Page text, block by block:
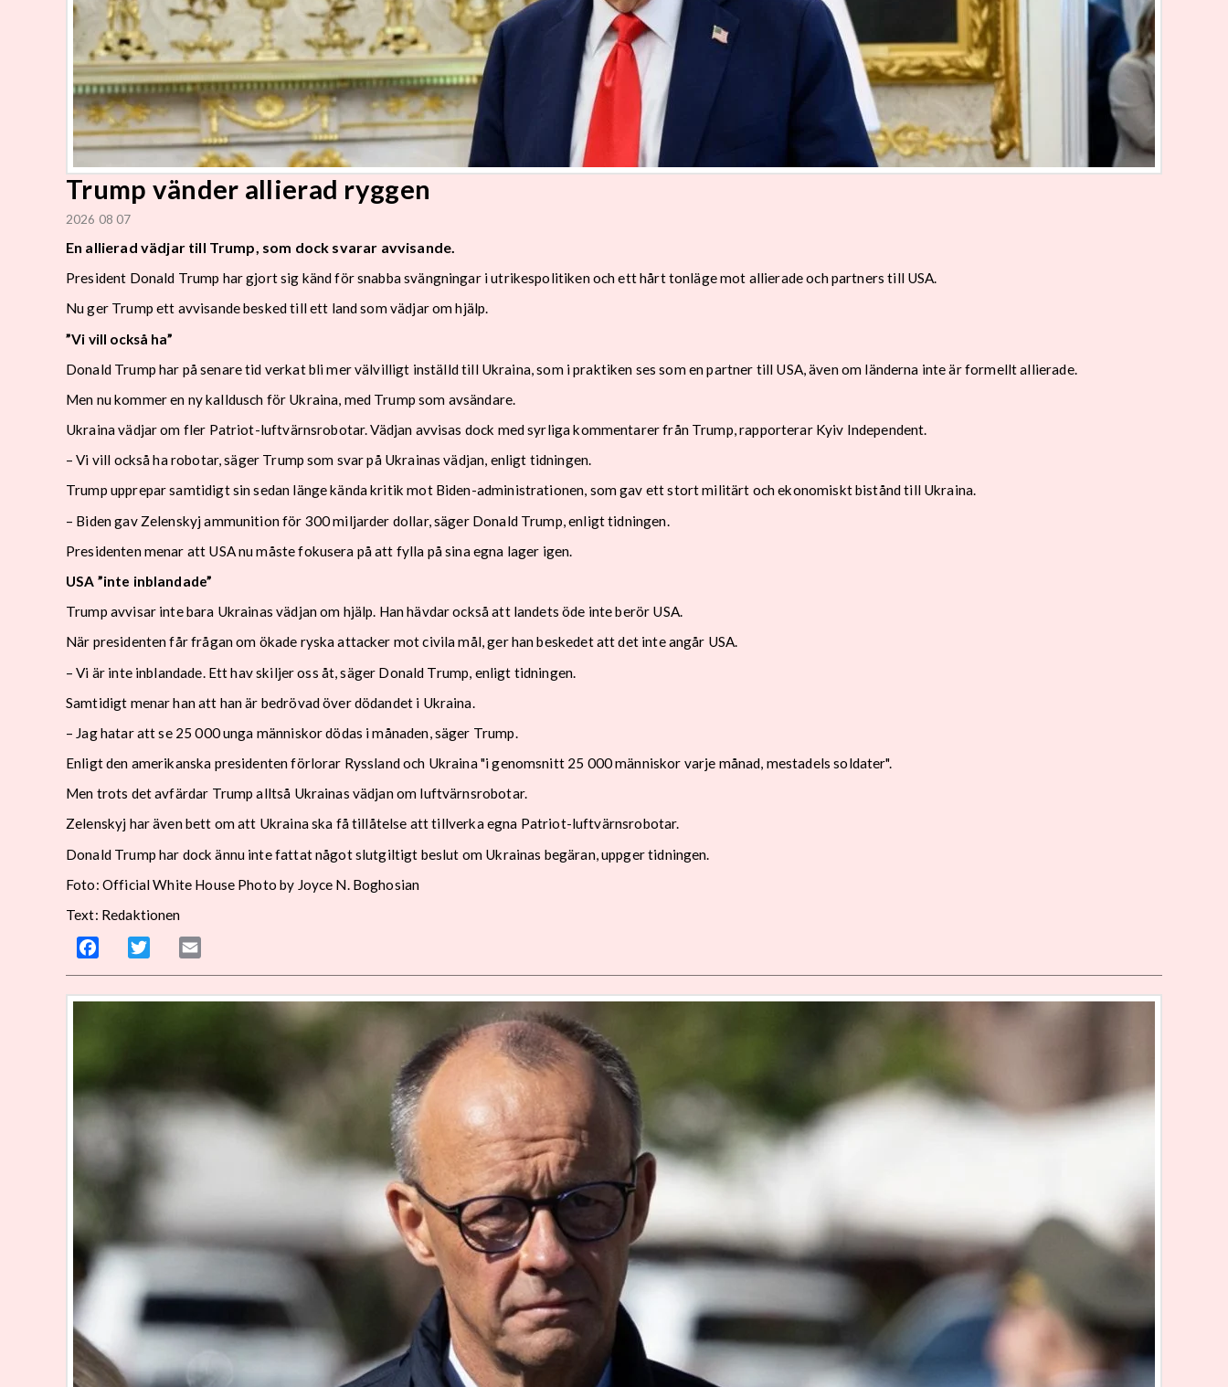
Trump vänder allierad ryggen
2026 08 07
En allierad vädjar till Trump, som dock svarar avvisande.
President Donald Trump har gjort sig känd för snabba svängningar i utrikespolitiken och ett hårt tonläge mot allierade och partners till USA.
Nu ger Trump ett avvisande besked till ett land som vädjar om hjälp.
”Vi vill också ha”
Donald Trump har på senare tid verkat bli mer välvilligt inställd till Ukraina, som i praktiken ses som en partner till USA, även om länderna inte är formellt allierade.
Men nu kommer en ny kalldusch för Ukraina, med Trump som avsändare.
Ukraina vädjar om fler Patriot-luftvärnsrobotar. Vädjan avvisas dock med syrliga kommentarer från Trump, rapporterar Kyiv Independent.
– Vi vill också ha robotar, säger Trump som svar på Ukrainas vädjan, enligt tidningen.
Trump upprepar samtidigt sin sedan länge kända kritik mot Biden-administrationen, som gav ett stort militärt och ekonomiskt bistånd till Ukraina.
– Biden gav Zelenskyj ammunition för 300 miljarder dollar, säger Donald Trump, enligt tidningen.
Presidenten menar att USA nu måste fokusera på att fylla på sina egna lager igen.
USA ”inte inblandade”
Trump avvisar inte bara Ukrainas vädjan om hjälp. Han hävdar också att landets öde inte berör USA.
När presidenten får frågan om ökade ryska attacker mot civila mål, ger han beskedet att det inte angår USA.
– Vi är inte inblandade. Ett hav skiljer oss åt, säger Donald Trump, enligt tidningen.
Samtidigt menar han att han är bedrövad över dödandet i Ukraina.
– Jag hatar att se 25 000 unga människor dödas i månaden, säger Trump.
Enligt den amerikanska presidenten förlorar Ryssland och Ukraina "i genomsnitt 25 000 människor varje månad, mestadels soldater".
Men trots det avfärdar Trump alltså Ukrainas vädjan om luftvärnsrobotar.
Zelenskyj har även bett om att Ukraina ska få tillåtelse att tillverka egna Patriot-luftvärnsrobotar.
Donald Trump har dock ännu inte fattat något slutgiltigt beslut om Ukrainas begäran, uppger tidningen.
Foto: Official White House Photo by Joyce N. Boghosian
Text: Redaktionen
Facebook Twitter